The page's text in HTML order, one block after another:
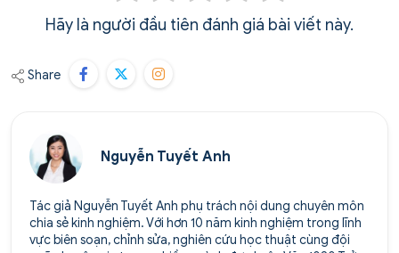
Hãy là người đầu tiên đánh giá bài viết này.
Share
Nguyễn Tuyết Anh
Tác giả Nguyễn Tuyết Anh phụ trách nội dung chuyên môn
chia sẻ kinh nghiệm. Với hơn 10 năm kinh nghiệm trong lĩnh
vực biên soạn, chỉnh sửa, nghiên cứu học thuật cùng đội